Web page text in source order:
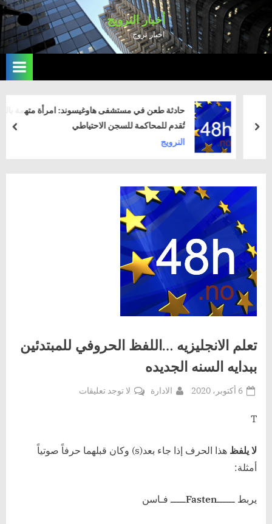
to
content
أخبار النرويج
اخبار نروج
حادثة طعن في مستشفى هاوغيسوند: امرأة متهمة بالقتل
تُقدم للمحاكمة للسجن الاحتياطي
النرويج
next
تعلم الانجليزيه …اللفظ الحروفي للمبتدئين
ببدايه السنه الجديده
Posted
6 أكتوبر، 2020 By
الادارة لا توجد تعليقاتعلى
اللفظ
الحروفي
T
لا يلفظ
هذا الحرف إذا جاء بعد(s) وكان قبلهما حرفاً صوتياً
أمثلة:
يربط ــــــFastenـــــ فـاسن